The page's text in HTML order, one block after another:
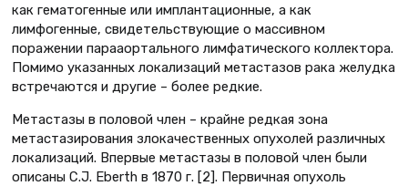
как гематогенные или имплантационные, а как
лимфогенные, свидетельствующие о массивном
поражении парааортального лимфатического коллектора.
Помимо указанных локализаций метастазов рака желудка
встречаются и другие – более редкие.
Метастазы в половой член – крайне редкая зона
метастазирования злокачественных опухолей различных
локализаций. Впервые метастазы в половой член были
описаны C.J. Eberth в 1870 г. [2]. Первичная опухоль